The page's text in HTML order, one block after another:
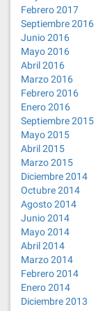
Febrero 2017
Septiembre 2016
Junio 2016
Mayo 2016
Abril 2016
Marzo 2016
Febrero 2016
Enero 2016
Septiembre 2015
Mayo 2015
Abril 2015
Marzo 2015
Diciembre 2014
Octubre 2014
Agosto 2014
Junio 2014
Mayo 2014
Abril 2014
Marzo 2014
Febrero 2014
Enero 2014
Diciembre 2013